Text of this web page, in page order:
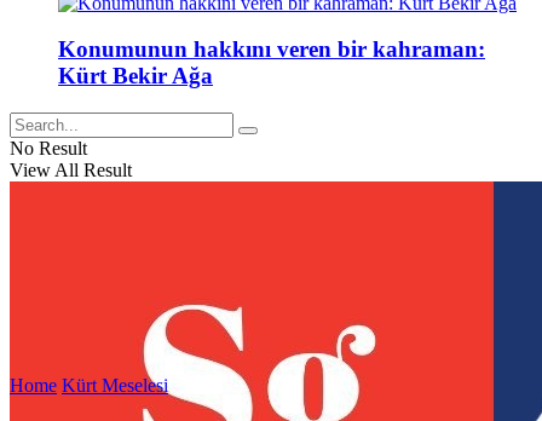
Konumunun hakkını veren bir kahraman:
Kürt Bekir Ağa
No Result
View All Result
Home Kürt Meselesi